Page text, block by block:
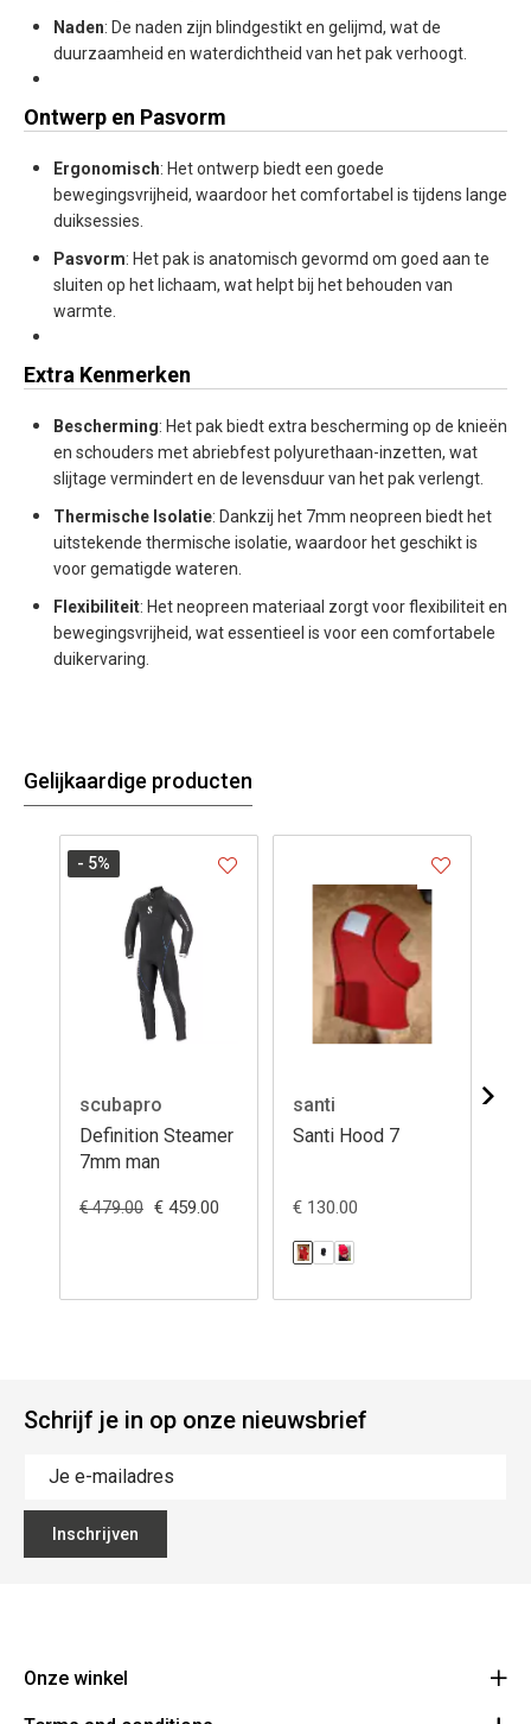
Naden: De naden zijn blindgestikt en gelijmd, wat de
duurzaamheid en waterdichtheid van het pak verhoogt.
Ontwerp en Pasvorm
Ergonomisch: Het ontwerp biedt een goede
bewegingsvrijheid, waardoor het comfortabel is tijdens lange
duiksessies.
Pasvorm: Het pak is anatomisch gevormd om goed aan te
sluiten op het lichaam, wat helpt bij het behouden van
warmte.
Extra Kenmerken
Bescherming: Het pak biedt extra bescherming op de knieën
en schouders met abriebfest polyurethaan-inzetten, wat
slijtage vermindert en de levensduur van het pak verlengt
Thermische Isolatie: Dankzij het 7mm neopreen biedt het
uitstekende thermische isolatie, waardoor het geschikt is
voor gematigde wateren.
Flexibiliteit: Het neopreen materiaal zorgt voor flexibiliteit en
bewegingsvrijheid, wat essentieel is voor een comfortabele
duikervaring.
Gelijkaardige producten
scubapro
Definition Steamer
7mm man
€ 479.00 € 459.00
- 5%
santi
Santi Hood 7
€ 130.00
Schrijf je in op onze nieuwsbrief
Inschrijven
Onze winkel